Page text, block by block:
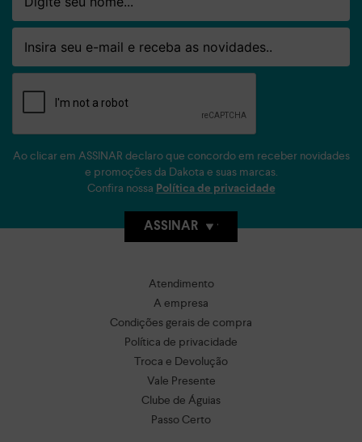
Email
Ao clicar em ASSINAR declaro que concordo em receber novidades
e promoções da Dakota e suas marcas.
Confira nossa Política de privacidade
ASSINAR
Atendimento
A empresa
Condições gerais de compra
Política de privacidade
Troca e Devolução
Vale Presente
Clube de Águias
Passo Certo